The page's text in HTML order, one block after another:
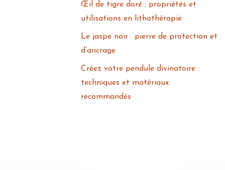
Œil de tigre doré : propriétés et
utilisations en lithothérapie
Le jaspe noir : pierre de protection et
d’ancrage
Créez votre pendule divinatoire :
techniques et matériaux
recommandés